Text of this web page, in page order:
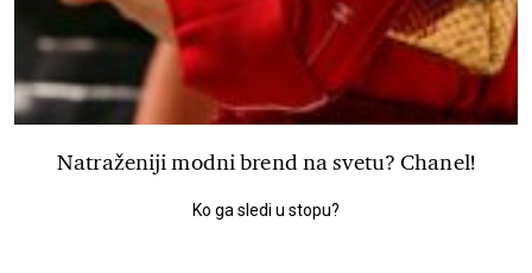
Natraženiji modni brend na svetu? Chanel!
Ko ga sledi u stopu?